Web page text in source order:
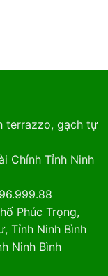
terrazzo, gạch tự
Chính Tỉnh Ninh
Phúc Trọng,
Tỉnh Ninh Bình
Ninh Bình